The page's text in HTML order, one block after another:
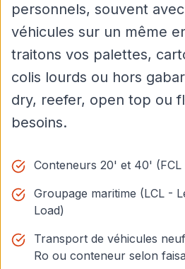
personnels, souvent
véhicules sur un même
traitons vos palettes,
colis lourds ou hors
dry, reefer, open top ou
besoins.
Conteneurs 20' et 40' (FCL
Groupage maritime (LCL -
Load)
Transport de véhicules
Ro ou conteneur selon